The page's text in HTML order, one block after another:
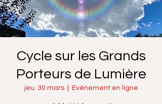
Cycle sur les Grands
Porteurs de Lumière
jeu. 30 mars
  |
Evénement en ligne